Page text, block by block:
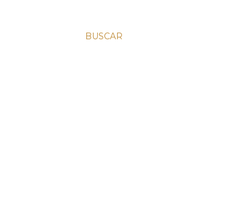
BUSCAR